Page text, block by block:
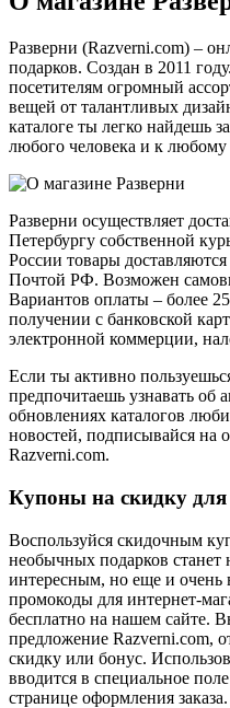
Разверни (Razverni.com) –
подарков. Создан в 2011
посетителям огромный
вещей от талантливых
каталоге ты легко найдешь
любого человека и к любому
Разверни осуществляет
Петербургу собственной
России товары
Почтой РФ. Возможен
Вариантов оплаты – более
получении с банковской
электронной коммерции,
Если ты активно
предпочитаешь узнавать об
обновлениях каталогов
новостей, подписывайся на
Razverni.com.
Купоны на скидку для
Воспользуйся скидочным
необычных подарков станет
интересным, но еще и
промокоды для интернет-
бесплатно на нашем сайте.
предложение Razverni.com,
скидку или бонус.
вводится в специальное
странице оформления заказа.